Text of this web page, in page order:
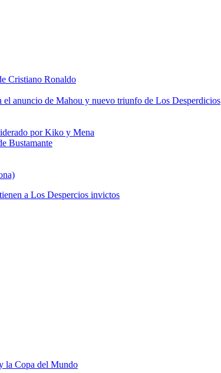
Cristiano Ronaldo
el anuncio de Mahou y nuevo triunfo de Los Desperdicios
por Kiko y Mena
Bustamante
a Los Despercios invictos
la Copa del Mundo